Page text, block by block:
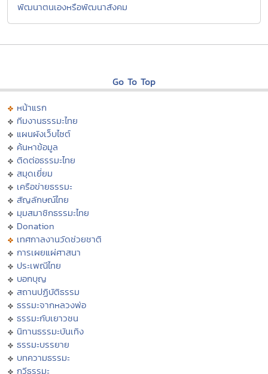
พัฒนาตนเองหรือพัฒนาสังคม
Go To Top
หน้าแรก
ทีมงานธรรมะไทย
แผนผังเว็บไซต์
ค้นหาข้อมูล
ติดต่อธรรมะไทย
สมุดเยี่ยม
เครือข่ายธรรมะ
สัญลักษณ์ไทย
มุมสมาชิกธรรมะไทย
Donation
เทศกาลงานวัดช่วยชาติ
การเผยแผ่ศาสนา
ประเพณีไทย
บอกบุญ
สถานปฏิบัติธรรม
ธรรมะจากหลวงพ่อ
ธรรมะกับเยาวชน
นิทานธรรมะบันเทิง
ธรรมะบรรยาย
บทความธรรมะ
กวีธรรมะ